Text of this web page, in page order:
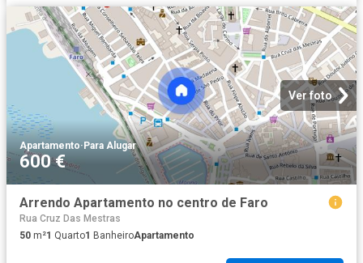
Ver foto
Apartamento· Para Alugar
600 €
Arrendo Apartamento no centro de Faro
Rua Cruz Das Mestras
50 m²1 Quarto1 BanheiroApartamento